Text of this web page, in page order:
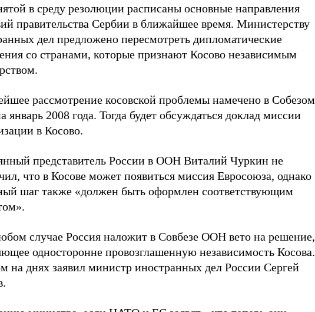
в среду резолюции расписаны основные направления
правительства Сербии в ближайшее время. Министерству
дел предложено пересмотреть дипломатические
со странами, которые признают Косово независимым
рассмотрение косовской проблемы намечено в Собезом
2008 года. Тогда будет обсуждаться доклад миссии
в Косово.
представитель России в ООН Виталий Чуркин не
что в Косове может появиться миссия Евросоюза, однако
шаг также «должен быть оформлен соответствующим
случае Россия наложит в Совбезе ООН вето на решение,
односторонне провозглашенную независимость Косова.
на днях заявил министр иностранных дел России Сергей